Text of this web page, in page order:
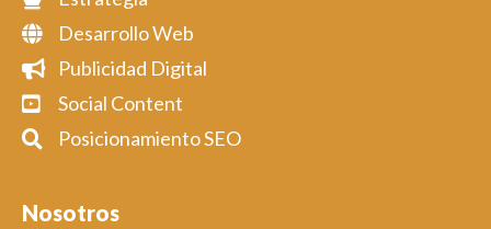
Desarrollo Web
Publicidad Digital
Social Content
Posicionamiento SEO
Nosotros